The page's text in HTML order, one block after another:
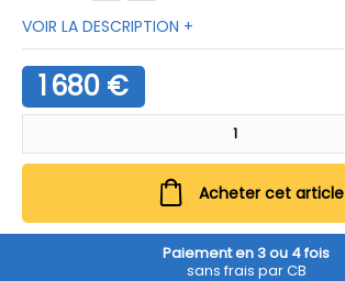
VOIR LA DESCRIPTION +
1 680 €
Acheter cet article
Paiement en 3 ou 4 fois
sans frais par CB